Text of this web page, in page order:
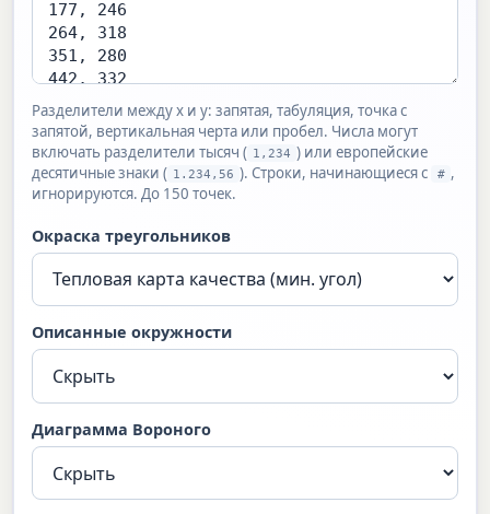
Разделители между x и y: запятая, табуляция, точка с
запятой, вертикальная черта или пробел. Числа могут
включать разделители тысяч ( 1,234 ) или европейские
десятичные знаки ( 1.234,56 ). Строки, начинающиеся с # ,
игнорируются. До 150 точек.
Окраска треугольников
Описанные окружности
Диаграмма Вороного